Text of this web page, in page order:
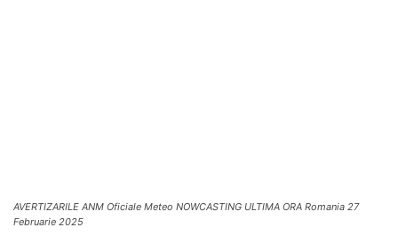
AVERTIZARILE ANM Oficiale Meteo NOWCASTING ULTIMA ORA Romania 27
Februarie 2025